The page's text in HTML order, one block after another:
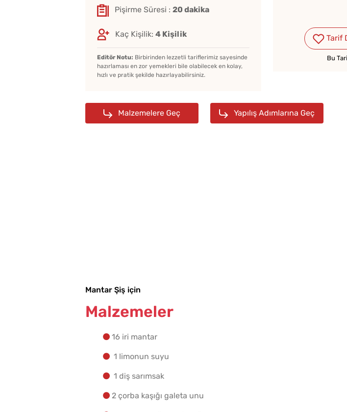
Pişirme Süresi : 20 dakika
Kaç Kişilik: 4 Kişilik
Editör Notu: Birbirinden lezzetli tariflerimiz sayesinde
hazırlaması en zor yemekleri bile olabilecek en kolay,
hızlı ve pratik şekilde hazırlayabilirsiniz.
Tarif
Bu
Malzemelere Geç Yapılış Adımlarına Geç
Kışlık Domates
İçine Ne Konur?
Baharatlar
Mantar Şiş için
Malzemeler
16 iri mantar
1 limonun suyu
1 diş sarımsak
2 çorba kaşığı galeta unu